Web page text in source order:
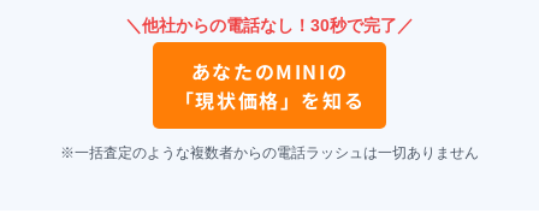
＼他社からの電話なし！30秒で完了／
あなたのMINIの
「現状価格」を知る
※一括査定のような複数者からの電話ラッシュは一切ありません